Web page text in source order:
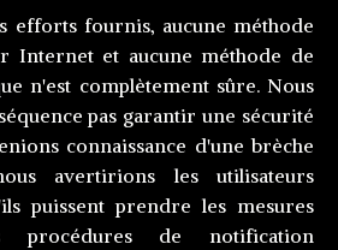
efforts fournis, aucune méthode
Internet et aucune méthode de
n'est complètement sûre. Nous
pas garantir une sécurité
connaissance d'une brèche
avertirions les utilisateurs
puissent prendre les mesures
procédures de notification